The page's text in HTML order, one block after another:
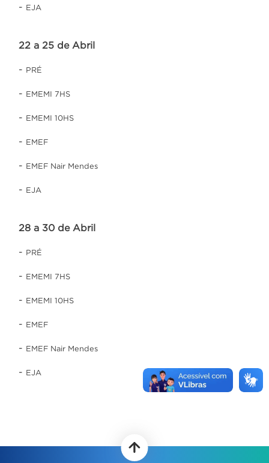
- EJA
22 a 25 de Abril
- PRÉ
- EMEMI 7HS
- EMEMI 10HS
- EMEF
- EMEF Nair Mendes
- EJA
28 a 30 de Abril
- PRÉ
- EMEMI 7HS
- EMEMI 10HS
- EMEF
- EMEF Nair Mendes
- EJA